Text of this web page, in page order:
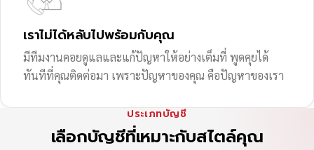
เราไม่ได้หลับไปพร้อมกับคุณ
มีทีมงานคอยดูแลและแก้ปัญหาให้อย่างเต็มที่ พูดคุยได้
ทันทีที่คุณติดต่อมา เพราะปัญหาของคุณ คือปัญหาของเรา
ประเภทบัญชี
เลือกบัญชีที่เหมาะกับสไตล์คุณ